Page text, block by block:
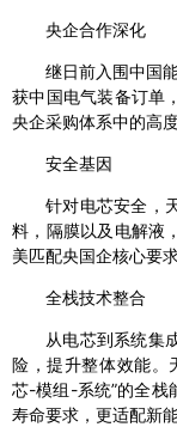
央企合作深化
继日前入围中国
获中国电气装备订单
央企采购体系中的高
安全基因
针对电芯安全，
料，隔膜以及电解液
美匹配央国企核心要求
全栈技术整合
从电芯到系统集
险，提升整体效能。
芯-模组-系统”的全栈
寿命要求，更适配新